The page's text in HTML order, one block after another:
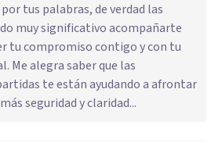
tus palabras, de verdad las
muy significativo acompañarte
tu compromiso contigo y con tu
Me alegra saber que las
te están ayudando a afrontar
seguridad y claridad...